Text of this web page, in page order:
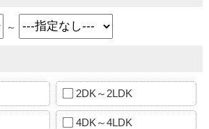
～
2DK～2LDK
4DK～4LDK